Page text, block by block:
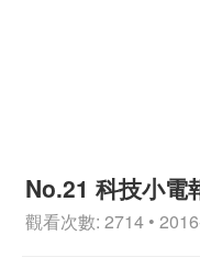
No.21 科技小電
觀看次數: 2714 •